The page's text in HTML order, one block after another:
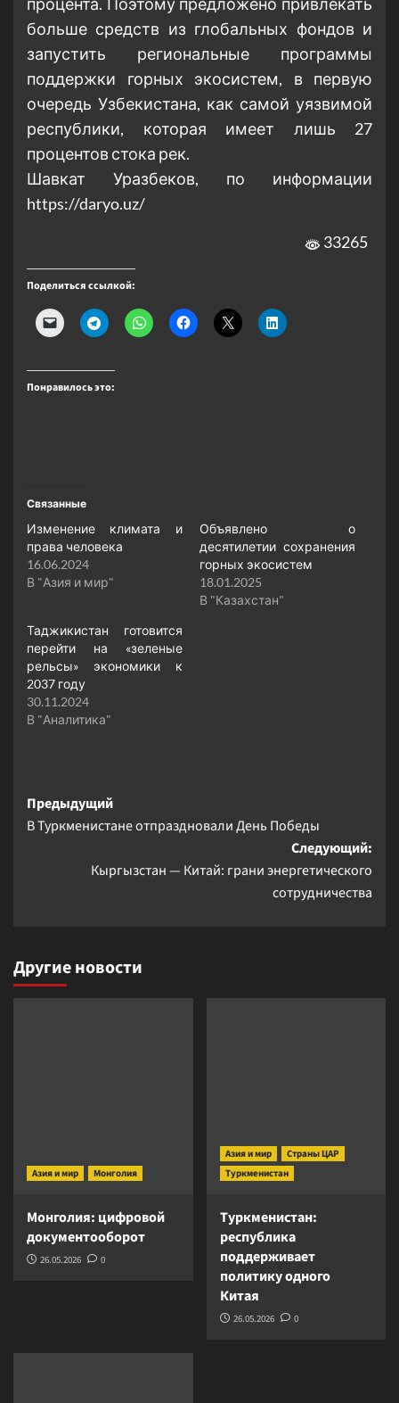
больше средств из глобальных фондов и
запустить региональные программы
поддержки горных экосистем, в первую
очередь Узбекистана, как самой уязвимой
республики, которая имеет лишь 27
процентов стока рек.
Шавкат Уразбеков, по информации
https://daryo.uz/
33265
Поделиться ссылкой:
Понравилось это:
Связанные
Изменение климата и
права человека
16.06.2024
В "Азия и мир"
Объявлено о
десятилетии сохранения
горных экосистем
18.01.2025
В "Казахстан"
Таджикистан готовится
перейти на «зеленые
рельсы» экономики к
2037 году
30.11.2024
В "Аналитика"
Навигация
записи
Предыдущий
В Туркменистане отпраздновали День Победы
Следующий:
Кыргызстан — Китай: грани энергетического
сотрудничества
Другие новости
Азия и мир Монголия
Монголия: цифровой
документооборот
26.05.2026 0
Азия и мир
Страны ЦАР
Туркменистан
Туркменистан:
республика
поддерживает
политику одного
Китая
26.05.2026 0